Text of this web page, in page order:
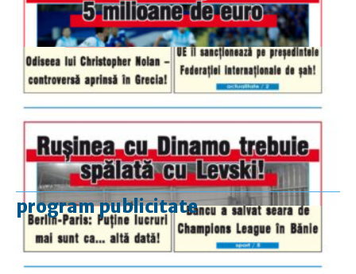
program publicitate
luni-vineri
9.00 - 17.00